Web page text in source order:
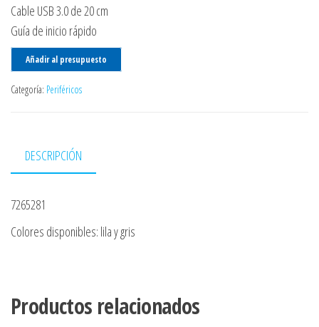
Cable USB 3.0 de 20 cm
Guía de inicio rápido
Añadir al presupuesto
Categoría: Periféricos
DESCRIPCIÓN
7265281
Colores disponibles: lila y gris
Productos relacionados